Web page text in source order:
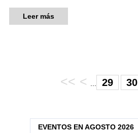
Leer más
<< < 29 30
EVENTOS EN AGOSTO 2026